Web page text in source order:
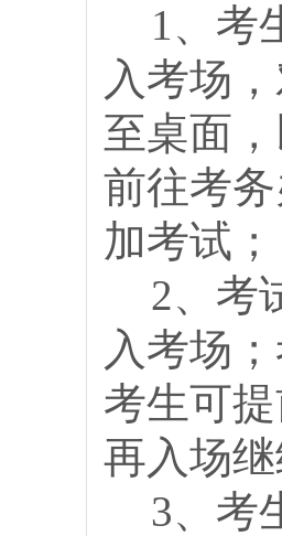
1、考
入考场
至桌面
前往考
加考试；
2、考
入考场
考生可
再入场
3、考